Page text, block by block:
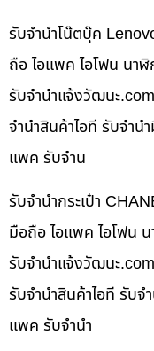
รับจำนำโน๊ตบุ๊ค
ถือ ไอแพค ไอโฟน นา
รับจํานําแจ้งวัฒนะ
จำนำสินค้าไอที รับจำน
แพค รับจำน
รับจำนำกระเป๋า
มือถือ ไอแพค ไอโฟน
รับจํานําแจ้งวัฒนะ
รับจำนำสินค้าไอที รับจ
แพค รับจำนำ